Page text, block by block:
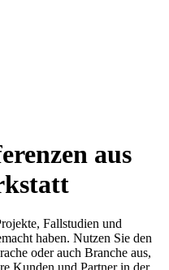
aus
Fallstudien und
haben. Nutzen Sie den
oder auch Branche aus,